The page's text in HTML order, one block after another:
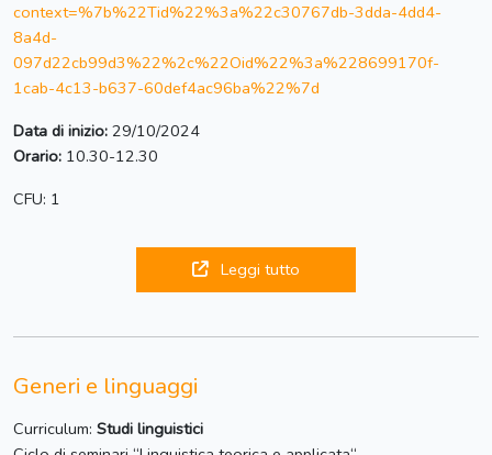
context=%7b%22Tid%22%3a%22c30767db-3dda-4dd4-
8a4d-
097d22cb99d3%22%2c%22Oid%22%3a%228699170f-
1cab-4c13-b637-60def4ac96ba%22%7d
Data di inizio: 29/10/2024
Orario: 10.30-12.30
CFU: 1
Leggi tutto
Generi e linguaggi
Curriculum: Studi linguistici